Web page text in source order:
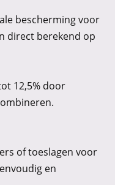
bescherming voor
direct berekend op
12,5% door
of toeslagen voor
en